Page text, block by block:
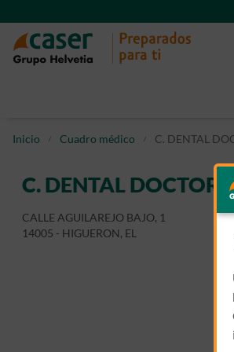
Inicio Cuadro médico C. DENTAL
C. DENTAL
CALLE AGUILAREJO BAJO, 1
14005 - HIGUERON, EL